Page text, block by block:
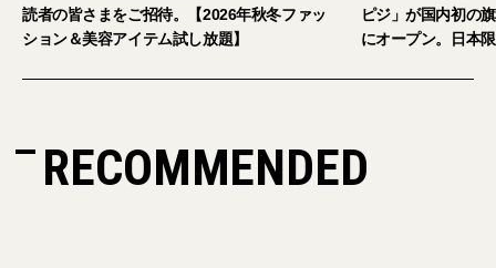
年秋冬ファッ
題】
ピジ」が国内初の旗艦店をキャットストリート
にオープン。日本限定サングラスも登場
RECOMMENDED